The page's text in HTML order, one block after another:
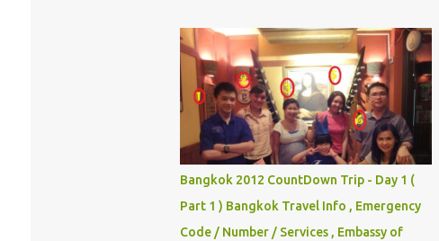
Bangkok 2012 CountDown Trip - Day 1 (
Part 1 ) Bangkok Travel Info , Emergency
Code / Number / Services , Embassy of